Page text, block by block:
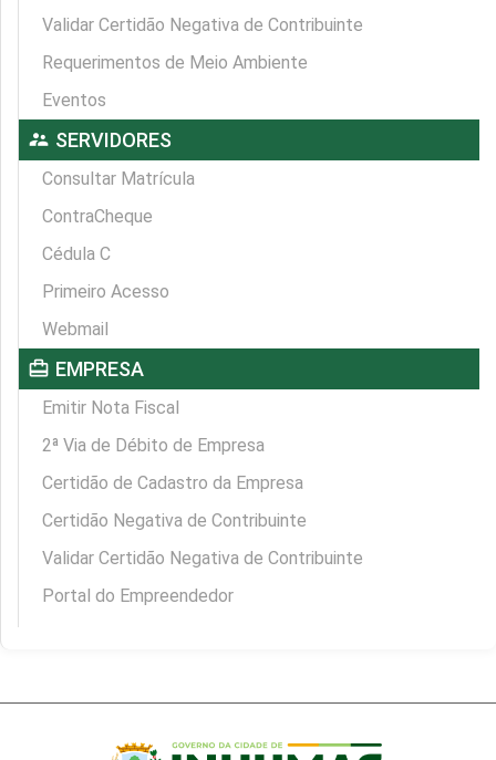
Validar Certidão Negativa de Contribuinte
Requerimentos de Meio Ambiente
Eventos
supervisor_account SERVIDORES
Consultar Matrícula
ContraCheque
Cédula C
Primeiro Acesso
Webmail
card_travel EMPRESA
Emitir Nota Fiscal
2ª Via de Débito de Empresa
Certidão de Cadastro da Empresa
Certidão Negativa de Contribuinte
Validar Certidão Negativa de Contribuinte
Portal do Empreendedor